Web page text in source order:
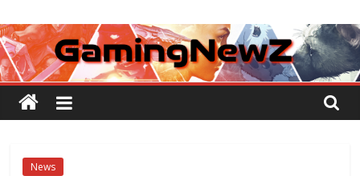
au
contenu
GamingNewZ
Tests
et
Actu
des
vidéo
News